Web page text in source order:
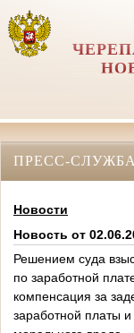
ПРЕСС-СЛУЖБА
Новости
Новость от
Решением суда
по заработной
компенсация за
заработной платы